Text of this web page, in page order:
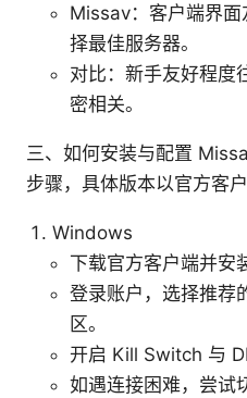
Missav：客户端界
择最佳服务器。
对比：新手友好程度
密相关。
三、如何安装与配置
步骤，具体版本以官方客户
Windows
下载官方客户端并安
登录账户，选择推荐
区。
开启 Kill Switch 与
如遇连接困难，尝试